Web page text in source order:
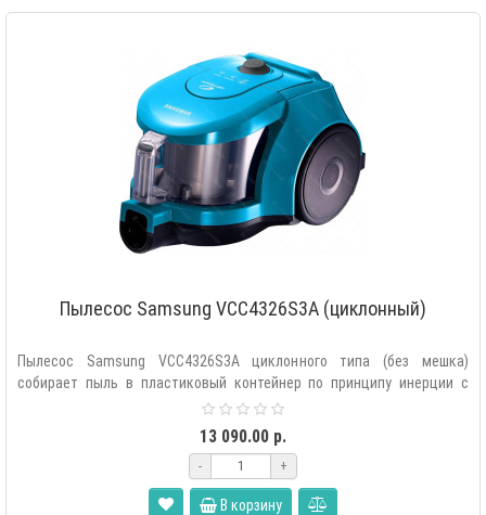
Пылесос Samsung VCC4326S3A (циклонный)
Пылесос Samsung VCC4326S3A циклонного типа (без мешка)
собирает пыль в пластиковый контейнер по принципу инерции с
13 090.00 р.
- +
В корзину